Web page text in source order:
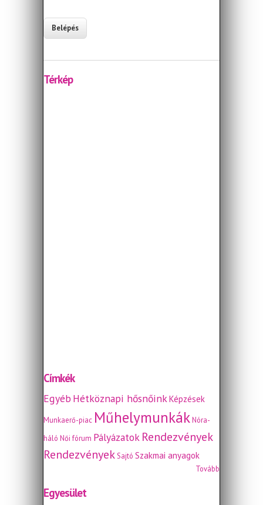
Térkép
Címkék
EgyébHétköznapi hősnőinkKépzések
Munkaerő-piac MűhelymunkákNóra-
háló Női fórum Pályázatok Rendezvények
Rendezvények Sajtó Szakmai anyagok
Tovább
Egyesület